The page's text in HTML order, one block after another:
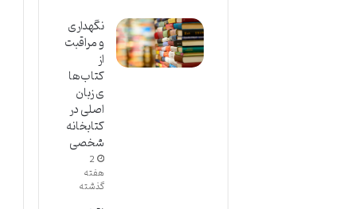
نگهداری
و مراقبت
از
کتاب‌ها
ی زبان
اصلی در
کتابخانه
شخصی
2
هفته
گذشته